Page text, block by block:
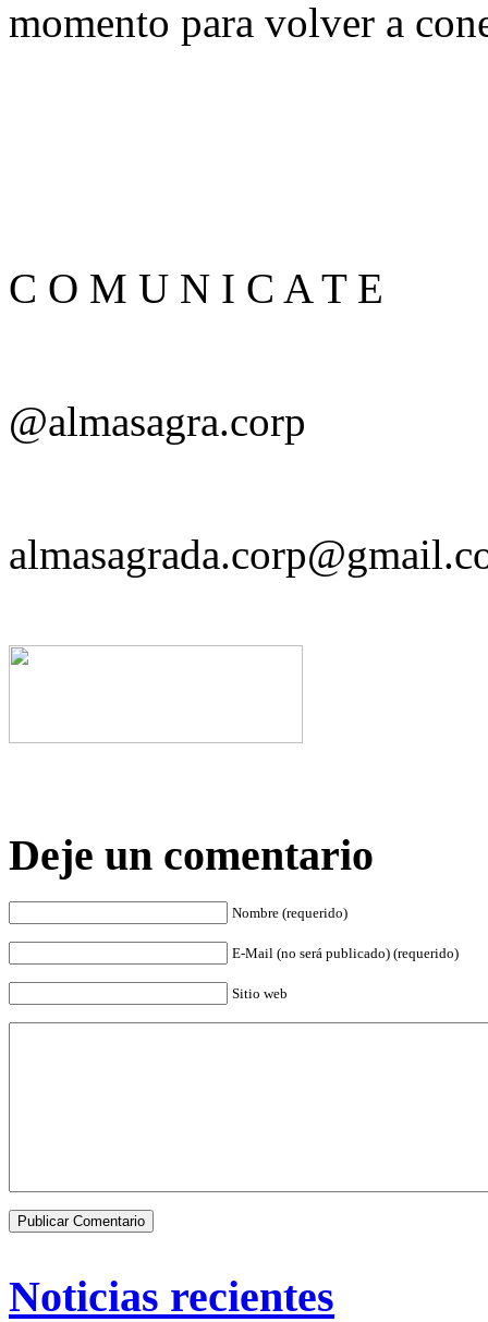
momento para volver a
C O M U N I C A T E
@almasagra.corp
Deje un comentario
Nombre (requerido)
E-Mail (no será publicado) (requerido)
Sitio web
Noticias recientes